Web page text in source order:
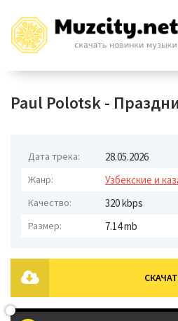
Paul Polotsk -
Дата трека: 28.05.2026
Жанр: Узбекские и
Качество: 320 kbps
Размер: 7.14 mb